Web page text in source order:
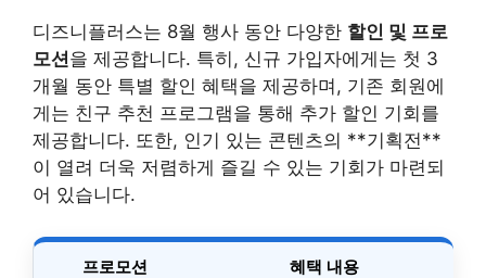
디즈니플러스는 8월 행사 동안 다양한 할인 및 프로
모션을 제공합니다. 특히, 신규 가입자에게는 첫 3
개월 동안 특별 할인 혜택을 제공하며, 기존 회원에
게는 친구 추천 프로그램을 통해 추가 할인 기회를
제공합니다. 또한, 인기 있는 콘텐츠의 **기획전**
이 열려 더욱 저렴하게 즐길 수 있는 기회가 마련되
어 있습니다.
프로모션 혜택 내용